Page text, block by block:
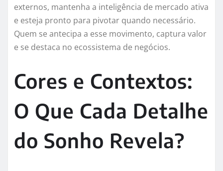
externos, mantenha a inteligência de mercado ativa
e esteja pronto para pivotar quando necessário.
Quem se antecipa a esse movimento, captura valor
e se destaca no ecossistema de negócios.
Cores e Contextos:
O Que Cada Detalhe
do Sonho Revela?